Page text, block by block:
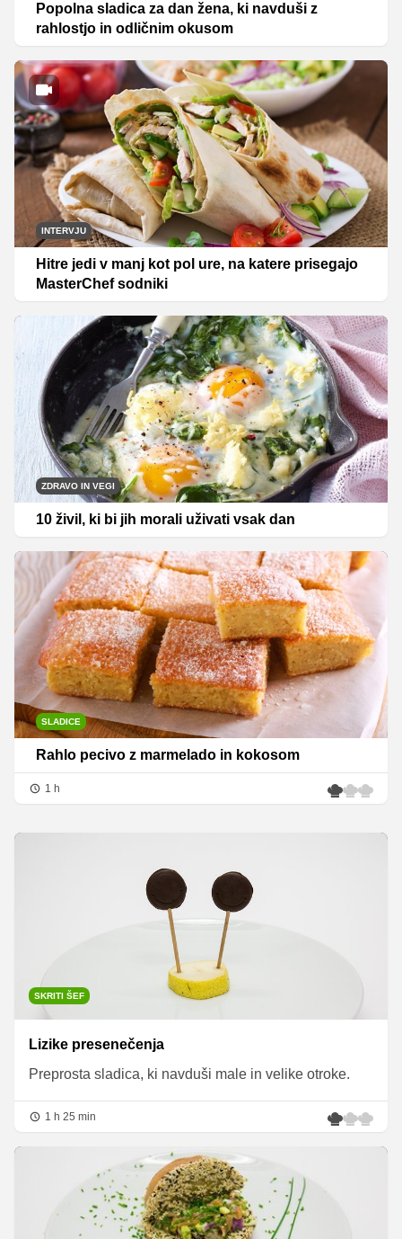
Popolna sladica za dan žena, ki navduši z
rahlostjo in odličnim okusom
INTERVJU
Hitre jedi v manj kot pol ure, na katere prisegajo
MasterChef sodniki
ZDRAVO IN VEGI
10 živil, ki bi jih morali uživati vsak dan
SLADICE
Rahlo pecivo z marmelado in kokosom
1 h
SKRITI ŠEF
Lizike presenečenja
Preprosta sladica, ki navduši male in velike otroke.
1 h 25 min